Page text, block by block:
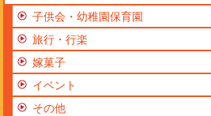
子供会・幼稚園保育園
旅行・行楽
嫁菓子
イベント
その他